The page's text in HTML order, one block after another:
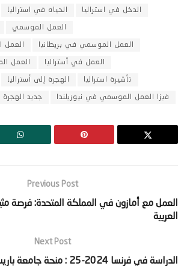
الحياه في استراليا الدخل في استراليا
العمل الموسمي
العمل الموسمي في بريطانيا
العمل العمل في أستراليا
الهجرة إلى أستراليا تأشيرة استراليا
جديد الهجرة فيزا العمل الموسمي في نيوزيلندا
Previous Post
‫العمل مع أمازون في المملكة المتحدة: فرصة
العربية‬
Next Post
‫الدراسة في فرنسا 2024-25 :